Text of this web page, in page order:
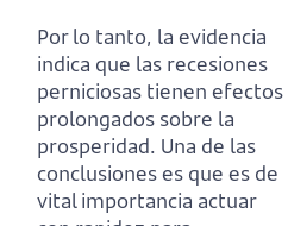
Por lo tanto, la evidencia
indica que las recesiones
perniciosas tienen efectos
prolongados sobre la
prosperidad. Una de las
conclusiones es que es de
vital importancia actuar